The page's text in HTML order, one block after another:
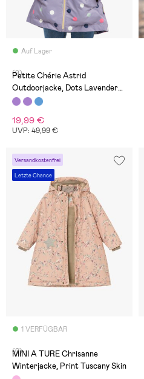
Auf Lager
(9)
Petite Chérie Astrid
Outdoorjacke, Dots Lavender
Gray
19,99 €
UVP: 49,99 €
Versandkostenfrei
Letzte Chance
1 VERFÜGBAR
(0)
MINI A TURE Chrisanne
Winterjacke, Print Tuscany Skin